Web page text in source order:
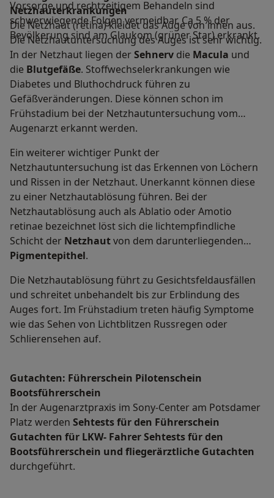
Vorsorge und rechtzeitigem Behandeln sind
schwerwiegende Folgen vermeidbar. Ca 5 % der
Bevölkerung sind am Glaukom (grüner Star) erkrankt.
Netzhauterkrankungen
Die Netzhaut (retina) kleidet das Auge von innen aus.
Die Netzhautuntersuchung des Auges ist sehr wichtig.
In der Netzhaut liegen derSehnerv die Macula und
die Blutgefäße. Stoffwechselerkrankungen wie
Diabetes und Bluthochdruck führen zu
Gefäßveränderungen. Diese können schon im
Frühstadium bei der Netzhautuntersuchung vom
Augenarzt erkannt werden.
Ein weiterer wichtiger Punkt der
Netzhautuntersuchung ist das Erkennen von Löchern
und Rissen in der Netzhaut. Unerkannt können diese
zu einer Netzhautablösung führen. Bei der
Netzhautablösung auch als Ablatio oder Amotio
retinae bezeichnet löst sich die lichtempfindliche
Schicht der Netzhautvon dem darunterliegenden
Pigmentepithel.
Die Netzhautablösung führt zu Gesichtsfeldausfällen
und schreitet unbehandelt bis zur Erblindung des
Auges fort. Im Frühstadium treten häufig Symptome
wie das Sehen von Lichtblitzen Russregen oder
Schlierensehen auf.
Gutachten: Führerschein Pilotenschein
Bootsführerschein
In der Augenarztpraxis im Sony-Center am Potsdamer
Platz werden Sehtests für den Führerschein
Gutachten für LKW- Fahrer Sehtests für den
Bootsführerschein und fliegerärztliche Gutachten
durchgeführt.